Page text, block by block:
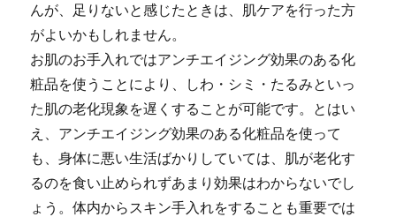
んが、足りないと感じたときは、肌ケアを行った方
がよいかもしれません。
お肌のお手入れではアンチエイジング効果のある化
粧品を使うことにより、しわ・シミ・たるみといっ
た肌の老化現象を遅くすることが可能です。とはい
え、アンチエイジング効果のある化粧品を使って
も、身体に悪い生活ばかりしていては、肌が老化す
るのを食い止められずあまり効果はわからないでし
ょう。体内からスキン手入れをすることも重要では